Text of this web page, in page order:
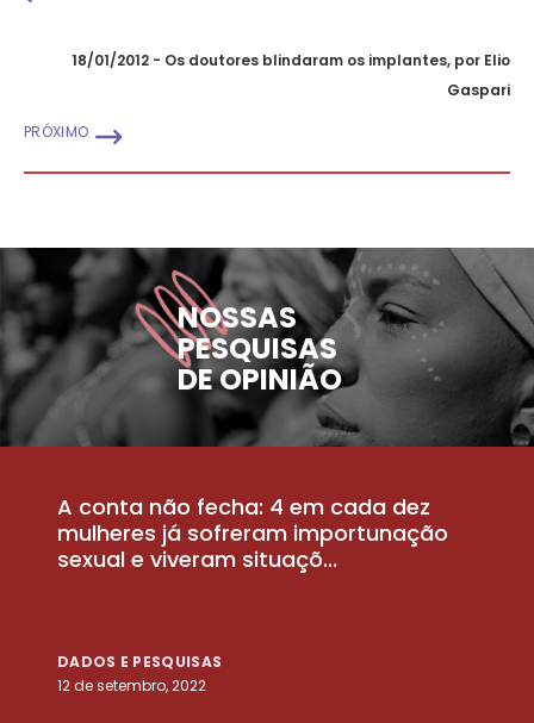
18/01/2012 - Os doutores blindaram os implantes, por Elio
Gaspari
PRÓXIMO
NOSSAS
PESQUISAS
DE OPINIÃO
A conta não fecha: 4 em cada dez
mulheres já sofreram importunação
sexual e viveram situaçõ...
DADOS E PESQUISAS
12 de setembro, 2022